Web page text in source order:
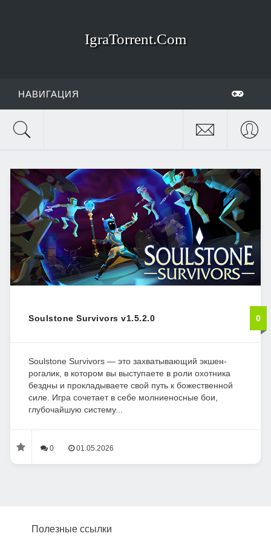
IgraTorrent.Com
НАВИГАЦИЯ
Soulstone Survivors v1.5.2.0 0
Soulstone Survivors — это захватывающий экшен-
рогалик, в котором вы выступаете в роли охотника
бездны и прокладываете свой путь к божественной
силе. Игра сочетает в себе молниеносные бои,
глубочайшую систему...
0 01.05.2026
Полезные ссылки